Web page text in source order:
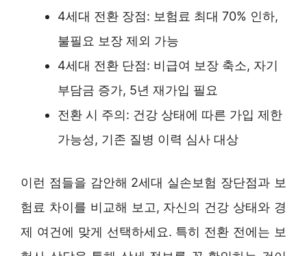
4세대 전환 장점: 보험료 최대 70% 인하,
불필요 보장 제외 가능
4세대 전환 단점: 비급여 보장 축소, 자기
부담금 증가, 5년 재가입 필요
전환 시 주의: 건강 상태에 따른 가입 제한
가능성, 기존 질병 이력 심사 대상
이런 점들을 감안해 2세대 실손보험 장단점과 보
험료 차이를 비교해 보고, 자신의 건강 상태와 경
제 여건에 맞게 선택하세요. 특히 전환 전에는 보